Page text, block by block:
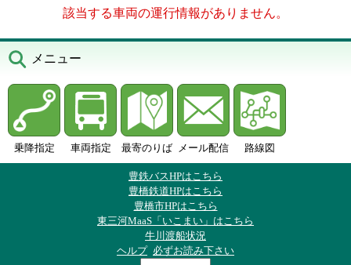
該当する車両の運行情報がありません。
メニュー
乗降指定 車両指定 最寄のりば メール配信 路線図
豊鉄バスHPはこちら
豊橋鉄道HPはこちら
豊橋市HPはこちら
東三河MaaS「いこまい」はこちら
牛川渡船状況
ヘルプ 必ずお読み下さい